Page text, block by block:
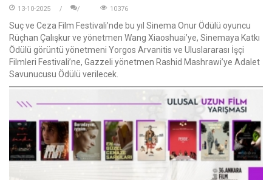
13-10-2025 10376
Suç ve Ceza Film Festivali’nde bu yıl Sinema Onur Ödülü oyuncu
Rüçhan Çalışkur ve yönetmen Wang Xiaoshuai’ye, Sinemaya Katkı
Ödülü görüntü yönetmeni Yorgos Arvanitis ve Uluslararası İşçi
Filmleri Festivali’ne, Gazzeli yönetmen Rashid Mashrawi’ye Adalet
Savunucusu Ödülü verilecek.